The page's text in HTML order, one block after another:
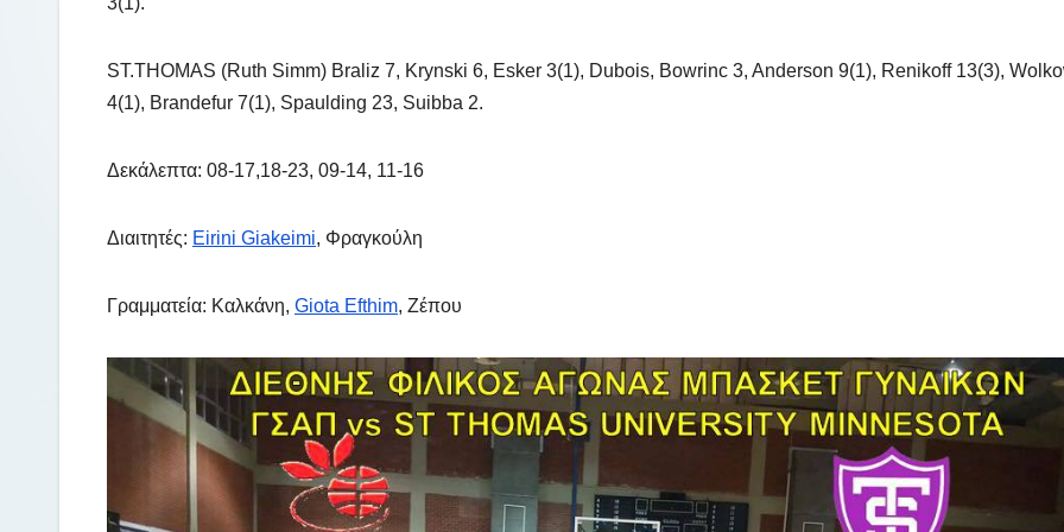
ST.THOMAS (Ruth Simm) Braliz 7, Krynski 6, Esker 3(1), Dubois, Bowrinc 3, Anderson 9(1), Renikoff 13(3),
4(1), Brandefur 7(1), Spaulding 23, Suibba 2.
Δεκάλεπτα: 08-17,18-23, 09-14, 11-16
Διαιτητές: Eirini Giakeimi, Φραγκούλη
Γραμματεία: Καλκάνη, Giota Efthim, Ζέπου